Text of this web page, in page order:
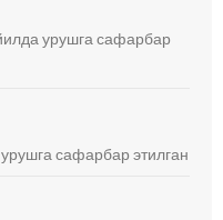
урушга сафарбар
сафарбар этилган